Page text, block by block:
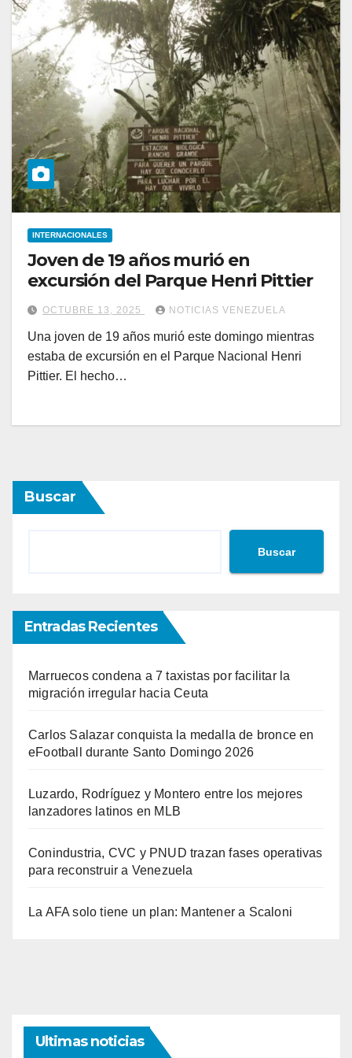
INTERNACIONALES
Joven de 19 años murió en
excursión del Parque Henri Pittier
OCTUBRE 13, 2025 NOTICIAS VENEZUELA
Una joven de 19 años murió este domingo mientras
estaba de excursión en el Parque Nacional Henri
Pittier. El hecho…
Buscar
Buscar
Entradas Recientes
Marruecos condena a 7 taxistas por facilitar la
migración irregular hacia Ceuta
Carlos Salazar conquista la medalla de bronce en
eFootball durante Santo Domingo 2026
Luzardo, Rodríguez y Montero entre los mejores
lanzadores latinos en MLB
Conindustria, CVC y PNUD trazan fases operativas
para reconstruir a Venezuela
La AFA solo tiene un plan: Mantener a Scaloni
Ultimas noticias